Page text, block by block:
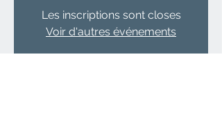
Les inscriptions sont closes
Voir d'autres événements